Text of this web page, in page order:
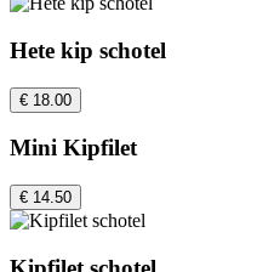
Hete kip schotel
€ 18.00
Mini Kipfilet
€ 14.50